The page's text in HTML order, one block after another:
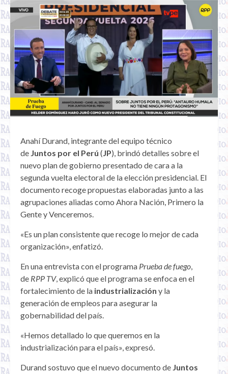
Anahí Durand, integrante del equipo técnico
de Juntos por el Perú (JP), brindó detalles sobre el
nuevo plan de gobierno presentado de cara a la
segunda vuelta electoral de la elección presidencial. El
documento recoge propuestas elaboradas junto a las
agrupaciones aliadas como Ahora Nación, Primero la
Gente y Venceremos.
«Es un plan consistente que recoge lo mejor de cada
organización», enfatizó.
En una entrevista con el programa Prueba de fuego,
de RPP TV, explicó que el programa se enfoca en el
fortalecimiento de la industrialización y la
generación de empleos para asegurar la
gobernabilidad del país.
«Hemos detallado lo que queremos en la
industrialización para el país», expresó.
Durand sostuvo que el nuevo documento de Juntos